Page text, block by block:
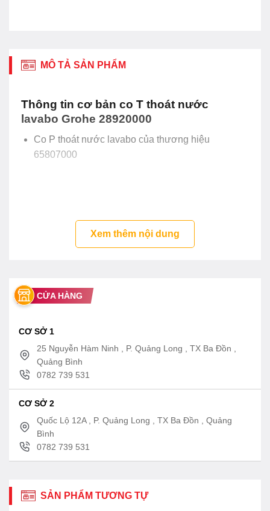
MÔ TẢ SẢN PHẨM
Thông tin cơ bản co T thoát nước
lavabo Grohe 28920000
Co P thoát nước lavabo của thương hiệu
65807000
Xem thêm nội dung
CỬA HÀNG
CƠ SỞ 1
25 Nguyễn Hàm Ninh , P. Quảng Long , TX Ba Đồn ,
Quảng Bình
0782 739 531
CƠ SỞ 2
Quốc Lộ 12A , P. Quảng Long , TX Ba Đồn , Quảng
Bình
0782 739 531
SẢN PHẨM TƯƠNG TỰ